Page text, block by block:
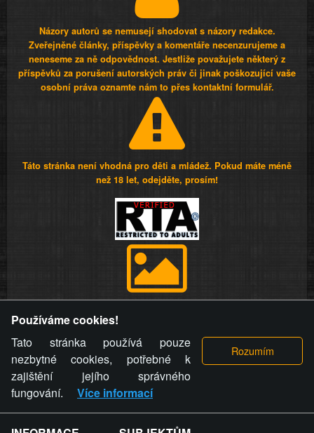
Názory autorů se nemusejí shodovat s názory redakce.
Zveřejněné články, příspěvky a komentáře necenzurujeme a
neneseme za ně odpovědnost. Jestliže považujete některý z
příspěvků za porušení autorských práv či jinak poškozující vaše
osobní práva oznamte nám to přes kontaktní formulář.
Táto stránka není vhodná pro děti a mládež. Pokud máte méně
než 18 let, odejděte, prosím!
videa a komentáře. Osoba, které se toto opatření provozovatele
stránky týče, ani osoba, která umístila fotografii nebo video na
stránku, nemůže z důvodu odstranění fotografie, videa nebo
komentáře pro výše uvedenou okolnost uplatnit vůči
provozovateli stránky žádný nárok na náhradu škody nebo
nemajetkové újmy.
Používáme cookies!
Tato stránka používá pouze
nezbytné cookies, potřebné k
zajištění jejího správného
fungování.
Více informací